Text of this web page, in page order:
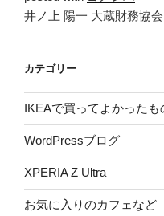
井ノ上 陽一 大蔵財務協
カテゴリー
IKEAで買ってよかったも
WordPressブログ
XPERIA Z Ultra
お気に入りのカフェなど